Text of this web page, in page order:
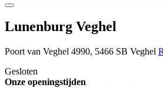
Lunenburg Veghel
Poort van Veghel 4990, 5466 SB Veghel
Gesloten
Onze openingstijden